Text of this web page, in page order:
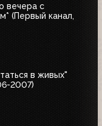
вечера с
(Первый канал,
в живых"
2007)